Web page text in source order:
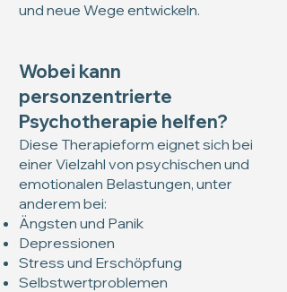
und neue Wege entwickeln.
Wobei kann
personzentrierte
Psychotherapie helfen?
Diese Therapieform eignet sich bei
einer Vielzahl von psychischen und
emotionalen Belastungen, unter
anderem bei:
Ängsten und Panik
Depressionen
Stress und Erschöpfung
Selbstwertproblemen